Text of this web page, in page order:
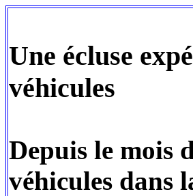
Une écluse
véhicules
Depuis le mois
véhicules dans